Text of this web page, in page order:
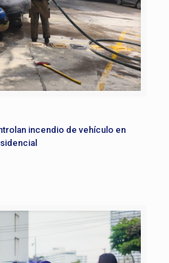
incendio de vehículo en